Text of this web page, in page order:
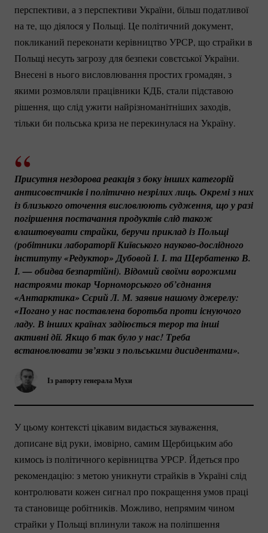
перспективи, а з перспективи України, більш податливої
на те, що діялося у Польщі. Це політичний документ,
покликаний переконати керівництво УРСР, що страйки в
Польщі несуть загрозу для безпеки совєтської України.
Внесені в нього висловлювання простих громадян, з
якими розмовляли працівники КДБ, стали підставою
рішення, що слід ужити найрізноманітніших заходів,
тільки би польська криза не перекинулася на Україну.
Із рапорту генерала Мухи
Присутня нездорова реакція з боку інших категорій
антисовєтчиків і політично незрілих лиць. Окремі з них
із близького оточення висловлюють судження, що у разі
погіршення постачання продуктів слід також
влаштовувати страйки, беручи приклад із Польщі
(робітники лабораторії Київського науково-дослідного
інституту «Редуктор» Дубовой І. І. та Щербатенко В.
І. — обидва безпартійні). Відомий своїми ворожими
настроями токар Чорноморського об’єднання
«Антарктика» Сєрий Л. М. заявив нашому джерелу:
«Погано у нас поставлена боротьба проти існуючого
ладу. В інших країнах задіюється терор та інші
активні дії. Якщо б так було у нас! Треба
встановлювати зв’язки з польськими дисидентами».
У цьому контексті цікавим видається зауваження,
дописане від руки, імовірно, самим Щербицьким або
кимось із політичного керівництва УРСР. Йдеться про
рекомендацію: з метою уникнути страйків в Україні слід
контролювати кожен сигнал про покращення умов праці
та становище робітників. Можливо, непрямим чином
страйки у Польщі вплинули також на поліпшення